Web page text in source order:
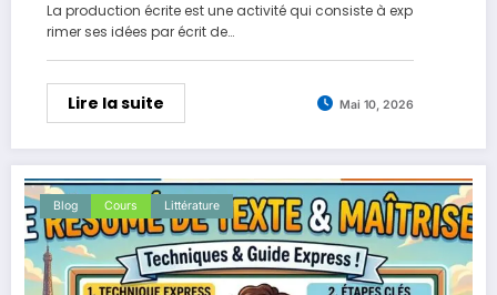
La production écrite est une activité qui consiste à exp
rimer ses idées par écrit de…
Lire la suite Mai 10, 2026
Blog Cours Littérature